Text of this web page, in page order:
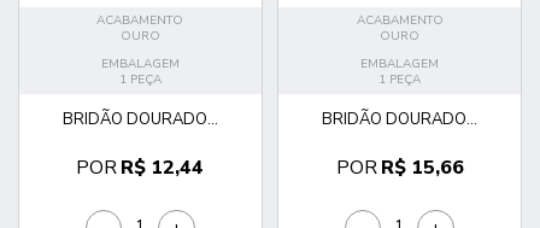
ACABAMENTO
OURO
EMBALAGEM
1 PEÇA
BRIDÃO DOURADO...
PORR$ 12,44
ACABAMENTO
OURO
EMBALAGEM
1 PEÇA
BRIDÃO DOURADO...
PORR$ 15,66